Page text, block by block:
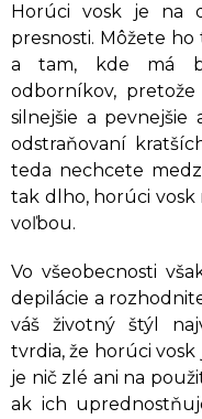
Horúci vosk je na
presnosti. Môžete
a tam, kde má
odborníkov,
silnejšie a
odstraňovaní
teda nechcete
tak dlho, horúci
voľbou.
Vo všeobecnosti
depilácie a
váš životný štýl
tvrdia, že horúci
je nič zlé ani na
ak ich